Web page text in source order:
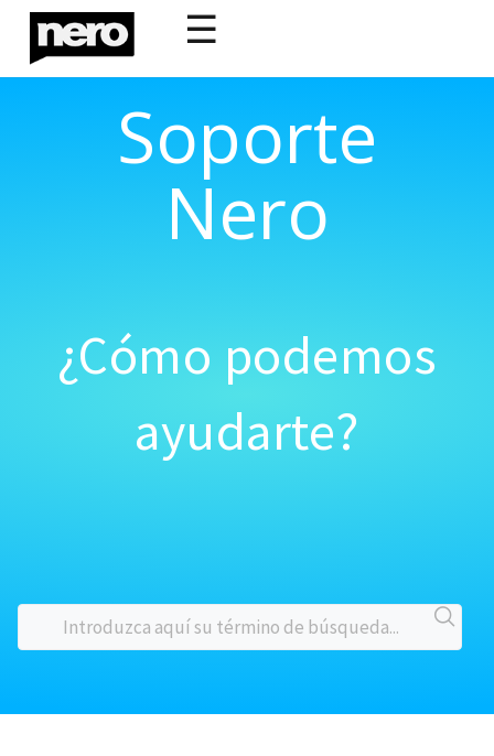
☰
Soporte
Nero
¿Cómo podemos
ayudarte?